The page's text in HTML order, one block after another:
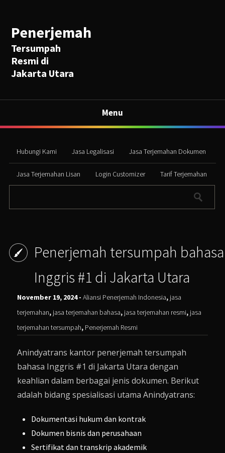
Penerjemah
Tersumpah
Resmi di
Jakarta Utara
Menu
Hubungi Kami Jasa Legalisasi Jasa Terjemahan Dokumen
Jasa Terjemahan Lisan Login Customizer Tarif Terjemahan
Penerjemah tersumpah bahasa
Inggris #1 di Jakarta Utara
November 19, 2024 -Aliansi Penerjemah Indonesia, jasa
terjemahan, jasa terjemahan bahasa, jasa terjemahan resmi, jasa
terjemahan tersumpah, Penerjemah Resmi
Anindyatrans kantor penerjemah tersumpah
bahasa Inggris #1 di Jakarta Utara dengan
keahlian dalam berbagai jenis dokumen. Berikut
adalah bidang spesialisasi utama Anindyatrans:
Dokumentasi hukum dan kontrak
Dokumen bisnis dan perusahaan
Sertifikat dan transkrip akademik